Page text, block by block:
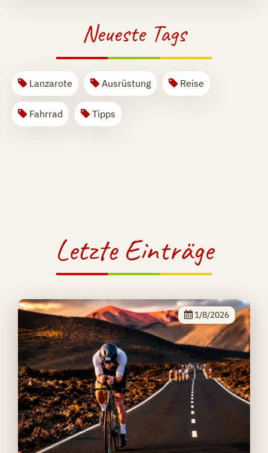
Neueste Tags
Lanzarote Ausrüstung Reise
Fahrrad Tipps
Letzte Einträge
1/8/2026